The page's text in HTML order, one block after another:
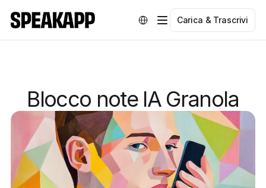
Select LanguageCarica & Trascrivi
Blocco note IA Granola